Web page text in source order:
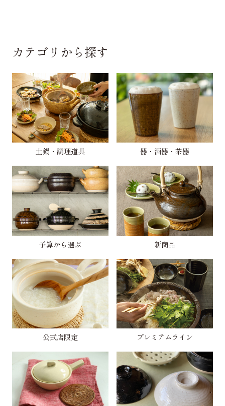
カテゴリから探す
土鍋・調理道具 器・酒器・茶器
予算から選ぶ 新商品
公式店限定 プレミアムライン